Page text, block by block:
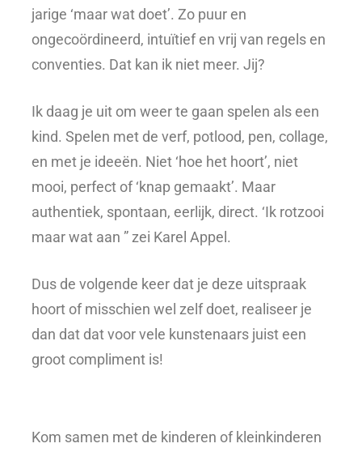
jarige ‘maar wat doet’. Zo puur en
ongecoördineerd, intuïtief en vrij van regels en
conventies. Dat kan ik niet meer. Jij?
Ik daag je uit om weer te gaan spelen als een
kind. Spelen met de verf, potlood, pen, collage,
en met je ideeën. Niet ‘hoe het hoort’, niet
mooi, perfect of ‘knap gemaakt’. Maar
authentiek, spontaan, eerlijk, direct. ‘Ik rotzooi
maar wat aan ” zei Karel Appel.
Dus de volgende keer dat je deze uitspraak
hoort of misschien wel zelf doet, realiseer je
dan dat dat voor vele kunstenaars juist een
groot compliment is!
Kom samen met de kinderen of kleinkinderen